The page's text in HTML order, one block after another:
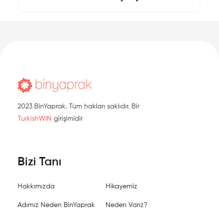
2023 BinYaprak. Tüm hakları saklıdır. Bir
TurkishWIN girişimidir
Bizi Tanı
Hakkımızda Hikayemiz
Adımız Neden BinYaprak Neden Varız?